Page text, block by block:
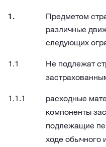
Предметом
различные
следующих
Не подлежат
расходные
компоненты
подлежащие
ходе обычного